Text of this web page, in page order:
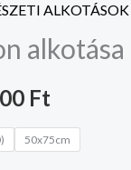
ALKOTÁSOK
alkotása
Ft
20.000 Ft
-
35.000 Ft
50x75cm